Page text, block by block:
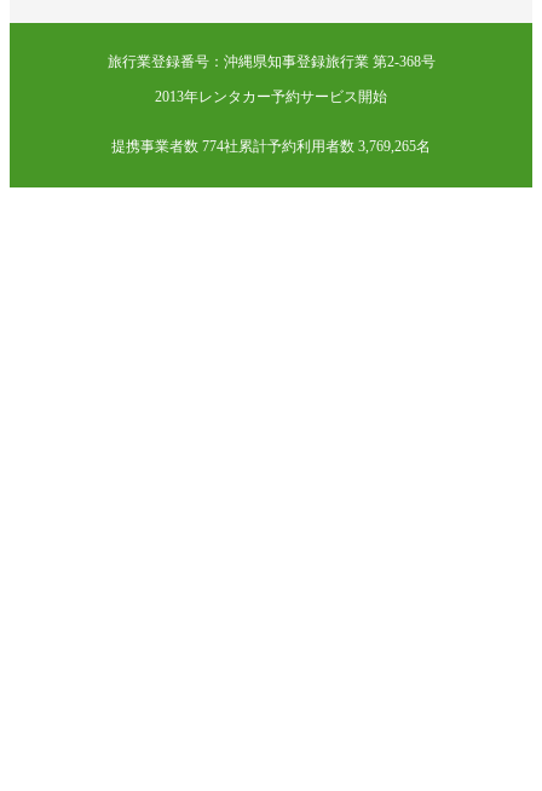
旅行業登録番号：沖縄県知事登録旅行業 第2-368号
2013年レンタカー予約サービス開始
提携事業者数 774社累計予約利用者数 3,769,265名